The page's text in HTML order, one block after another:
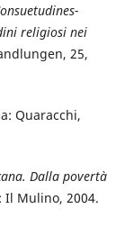
religiosi nei
25,
Quaracchi,
Dalla povertà
Il Mulino, 2004.